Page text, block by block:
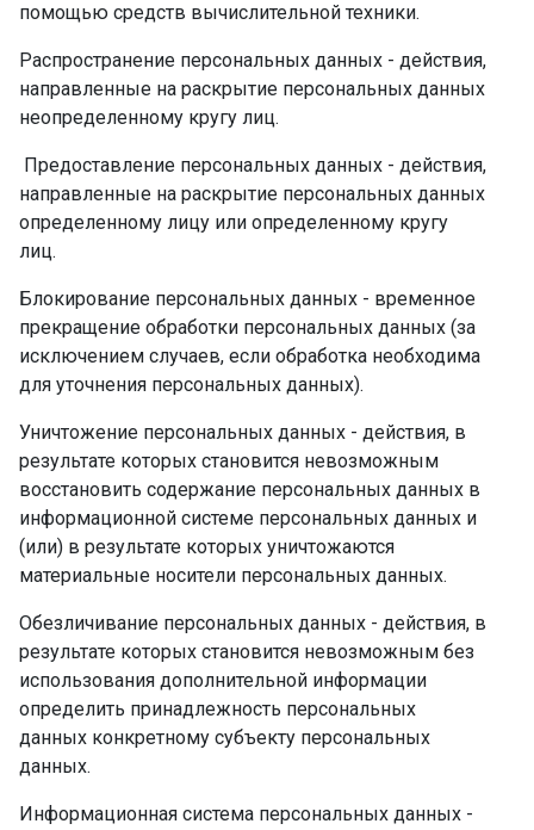
помощью средств вычислительной техники.
Распространение персональных данных - действия,
направленные на раскрытие персональных данных
неопределенному кругу лиц.
Предоставление персональных данных - действия,
направленные на раскрытие персональных данных
определенному лицу или определенному кругу
лиц.
Блокирование персональных данных - временное
прекращение обработки персональных данных (за
исключением случаев, если обработка необходима
для уточнения персональных данных).
Уничтожение персональных данных - действия, в
результате которых становится невозможным
восстановить содержание персональных данных в
информационной системе персональных данных и
(или) в результате которых уничтожаются
материальные носители персональных данных.
Обезличивание персональных данных - действия, в
результате которых становится невозможным без
использования дополнительной информации
определить принадлежность персональных
данных конкретному субъекту персональных
данных.
Информационная система персональных данных -